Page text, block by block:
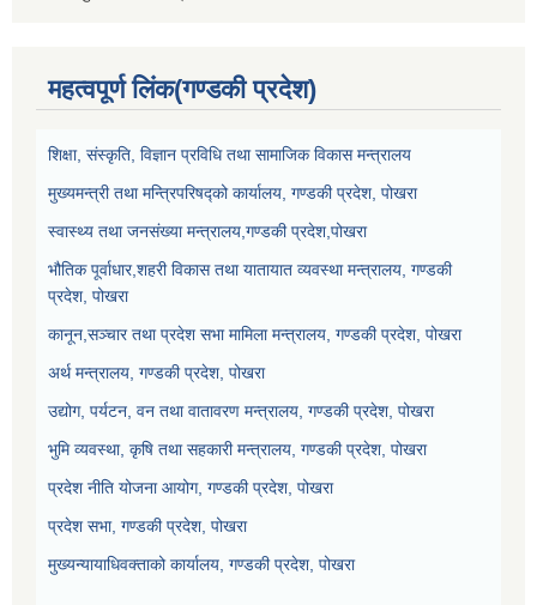
महत्वपूर्ण लिंक(गण्डकी प्रदेश)
शिक्षा, संस्कृति, विज्ञान प्रविधि तथा सामाजिक विकास मन्त्रालय
मुख्यमन्त्री तथा मन्त्रिपरिषद्को कार्यालय, गण्डकी प्रदेश, पोखरा
स्वास्थ्य तथा जनसंख्या मन्त्रालय,गण्डकी प्रदेश,पोखरा
भौतिक पूर्वाधार,शहरी विकास तथा यातायात व्यवस्था मन्त्रालय, गण्डकी
प्रदेश, पोखरा
कानून,सञ्चार तथा प्रदेश सभा मामिला मन्त्रालय, गण्डकी प्रदेश, पोखरा
अर्थ मन्त्रालय, गण्डकी प्रदेश, पोखरा
उद्योग, पर्यटन, वन तथा वातावरण मन्त्रालय, गण्डकी प्रदेश, पोखरा
भुमि व्यवस्था, कृषि तथा सहकारी मन्त्रालय, गण्डकी प्रदेश, पोखरा
प्रदेश नीति योजना आयोग, गण्डकी प्रदेश, पोखरा
प्रदेश सभा, गण्डकी प्रदेश, पोखरा
मुख्यन्यायाधिवक्ताको कार्यालय, गण्डकी प्रदेश, पोखरा